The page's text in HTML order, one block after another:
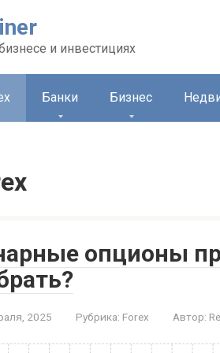
и инвестициях
Банки Бизнес
опционы
2025 Рубрика: Forex Автор: